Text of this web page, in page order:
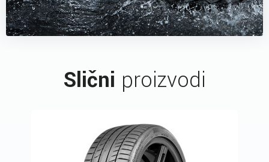
Slični proizvodi